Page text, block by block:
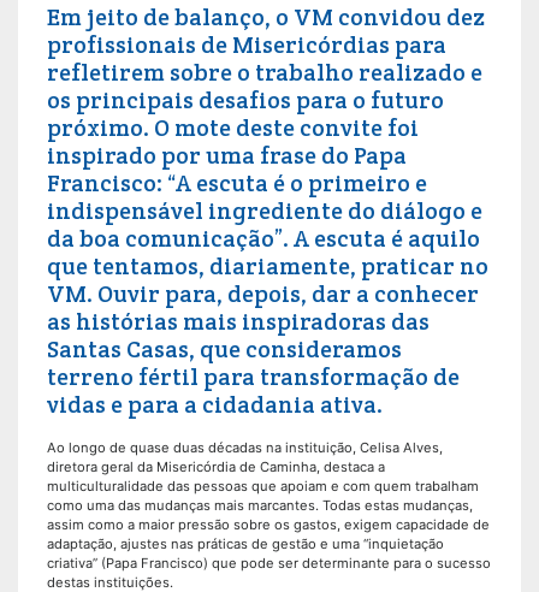
Em jeito de balanço, o VM convidou dez
profissionais de Misericórdias para
refletirem sobre o trabalho realizado e
os principais desafios para o futuro
próximo. O mote deste convite foi
inspirado por uma frase do Papa
Francisco: “A escuta é o primeiro e
indispensável ingrediente do diálogo e
da boa comunicação”. A escuta é aquilo
que tentamos, diariamente, praticar no
VM. Ouvir para, depois, dar a conhecer
as histórias mais inspiradoras das
Santas Casas, que consideramos
terreno fértil para transformação de
vidas e para a cidadania ativa.
Ao longo de quase duas décadas na instituição, Celisa Alves,
diretora geral da Misericórdia de Caminha, destaca a
multiculturalidade das pessoas que apoiam e com quem trabalham
como uma das mudanças mais marcantes. Todas estas mudanças,
assim como a maior pressão sobre os gastos, exigem capacidade de
adaptação, ajustes nas práticas de gestão e uma “inquietação
criativa” (Papa Francisco) que pode ser determinante para o sucesso
destas instituições.